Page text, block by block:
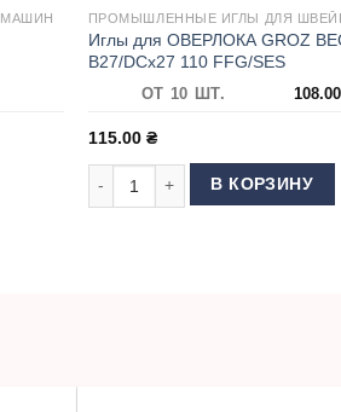
машины GROZ BECKERT DBx1 65
ПРОМЫШЛЕННЫЕ ИГЛЫ ДЛЯ
Иглы для ОВЕРЛОКА GROZ
B27/DCx27 110 FFG/SES
ОТ 10 ШТ.
115.00 ₴
Количество товара Иглы для
В КОРЗИНУ